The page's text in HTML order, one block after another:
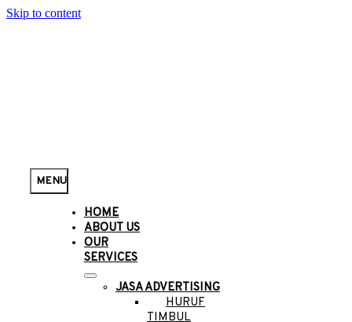
Skip to content
MENU
HOME
ABOUT US
OUR
SERVICES
JASA ADVERTISING
HURUF
TIMBUL